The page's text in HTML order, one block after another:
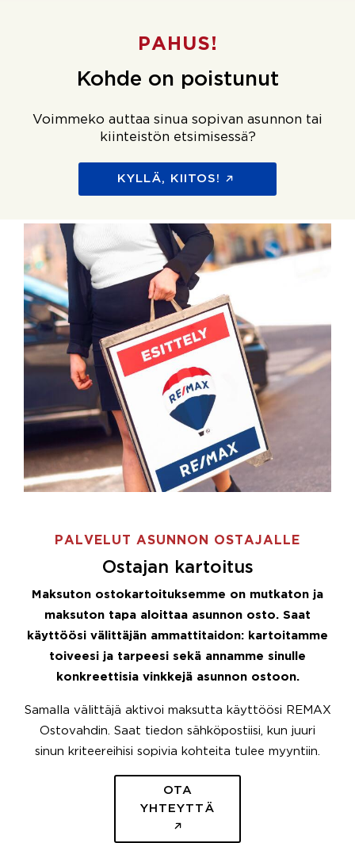
PAHUS!
Kohde on poistunut
Voimmeko auttaa sinua sopivan asunnon tai
kiinteistön etsimisessä?
KYLLÄ, KIITOS!
PALVELUT ASUNNON OSTAJALLE
Ostajan kartoitus
Maksuton ostokartoituksemme on mutkaton ja
maksuton tapa aloittaa asunnon osto. Saat
käyttöösi välittäjän ammattitaidon: kartoitamme
toiveesi ja tarpeesi sekä annamme sinulle
konkreettisia vinkkejä asunnon ostoon.
Samalla välittäjä aktivoi maksutta käyttöösi REMAX
Ostovahdin. Saat tiedon sähköpostiisi, kun juuri
sinun kriteereihisi sopivia kohteita tulee myyntiin.
OTA
YHTEYTTÄ